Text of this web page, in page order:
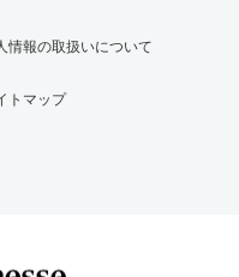
情報の取扱いについて
トマップ